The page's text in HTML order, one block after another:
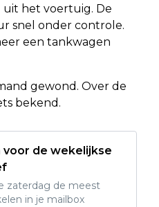
uit het voertuig. De
snel onder controle.
een tankwagen
gewond. Over de
bekend.
voor de wekelijkse
zaterdag de meest
in je mailbox